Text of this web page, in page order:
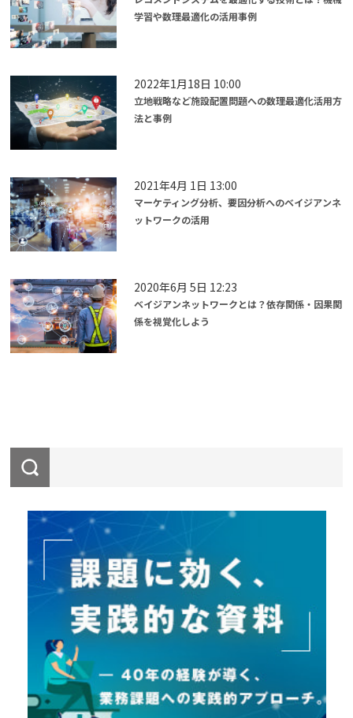
学習や数理最適化の活用事例
2022年1月18日 10:00
立地戦略など施設配置問題への数理最適化活用方
法と事例
2021年4月 1日 13:00
マーケティング分析、要因分析へのベイジアンネ
ットワークの活用
2020年6月 5日 12:23
ベイジアンネットワークとは？依存関係・因果関
係を視覚化しよう